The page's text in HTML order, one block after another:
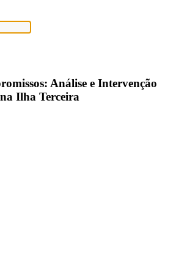
Análise e Intervenção
Ilha Terceira